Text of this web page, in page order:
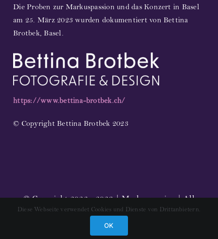
Die Proben zur Markuspassion und das Konzert in Basel
am 25. März 2023 wurden dokumentiert von Bettina
Brotbek, Basel.
https://www.bettina-brotbek.ch/
© Copyright Bettina Brotbek 2023
© Copyright 2023 - 2026 | Markuspassion | All
Rights Reserved |Impressum
Diese Webseite verwendet Cookies und Dienste von Drittanbietern.
OK